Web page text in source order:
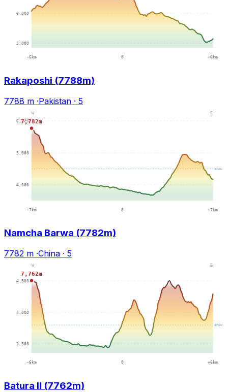
Rakaposhi (7788m)
7788 m ·Pakistan · 5
Namcha Barwa (7782m)
7782 m ·China · 5
Batura II (7762m)